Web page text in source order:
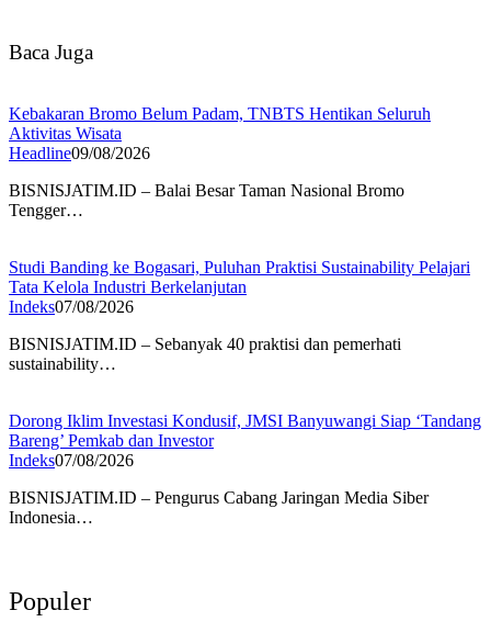
Baca Juga
Kebakaran Bromo Belum Padam, TNBTS Hentikan Seluruh
Aktivitas Wisata
Headline09/08/2026
BISNISJATIM.ID – Balai Besar Taman Nasional Bromo
Tengger…
Studi Banding ke Bogasari, Puluhan Praktisi Sustainability Pelajari
Tata Kelola Industri Berkelanjutan
Indeks07/08/2026
BISNISJATIM.ID – Sebanyak 40 praktisi dan pemerhati
sustainability…
Dorong Iklim Investasi Kondusif, JMSI Banyuwangi Siap ‘Tandang
Bareng’ Pemkab dan Investor
Indeks07/08/2026
BISNISJATIM.ID – Pengurus Cabang Jaringan Media Siber
Indonesia…
Populer